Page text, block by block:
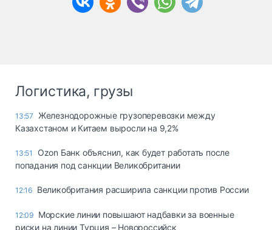
Логистика, грузы
13:57
Железнодорожные грузоперевозки между
Казахстаном и Китаем выросли на 9,2%
13:51
Ozon Банк объяснил, как будет работать после
попадания под санкции Великобритании
12:16 Великобритания расширила санкции против России
12:09 Морские линии повышают надбавки за военные
риски на линии Турция – Новороссийск